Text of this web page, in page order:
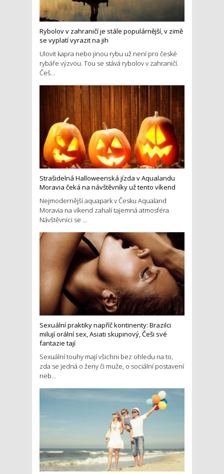
Rybolov v zahraničí je stále populárnější, v zimě
se vyplatí vyrazit na jih
Ulovit kapra nebo jinou rybu už není pro české
rybáře výzvou. Tou se stává rybolov v zahraničí.
Češ...
Strašidelná Halloweenská jízda v Aqualandu
Moravia čeká na návštěvníky už tento víkend
Nejmodernější aquapark v Česku Aqualand
Moravia na víkend zahalí tajemná atmosféra.
Návštěvníci se ...
Sexuální praktiky napříč kontinenty: Brazilci
milují orální sex, Asiati skupinový, Češi své
fantazie tají
Sexuální touhy mají všichni bez ohledu na to,
zda se jedná o ženy či muže, o sociální postavení
neb...